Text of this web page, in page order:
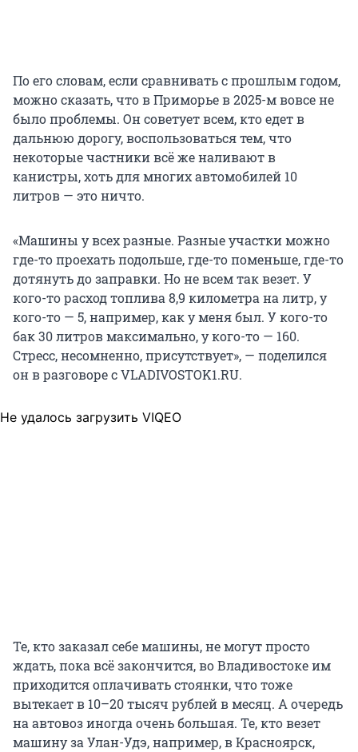
По его словам, если сравнивать с прошлым годом,
можно сказать, что в Приморье в2025-мвовсе не
было проблемы. Он советует всем, кто едет в
дальнюю дорогу, воспользоваться тем, что
некоторые частники всё же наливают в
канистры, хоть для многих автомобилей 10
литров — это ничто.
«Машины у всех разные. Разные участки можно
где-то проехать подольше, где-то поменьше, где-то
дотянуть до заправки. Но не всем так везет. У
кого-то расход топлива 8,9 километра на литр, у
кого-то — 5, например, как у меня был. У кого-то
бак 30 литров максимально, у кого-то — 160.
Стресс, несомненно, присутствует», — поделился
он в разговоре с VLADIVOSTOK1.RU.
Не удалось загрузить VIQEO
Те, кто заказал себе машины, не могут просто
ждать, пока всё закончится, во Владивостоке им
приходится оплачивать стоянки, что тоже
вытекает в 10–20 тысяч рублей в месяц. А очередь
на автовоз иногда очень большая. Те, кто везет
машину за Улан-Удэ, например, в Красноярск,